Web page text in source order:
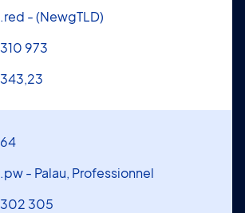
.red - (NewgTLD)
310 973
343,23
64
.pw - Palau, Professionnel
302 305